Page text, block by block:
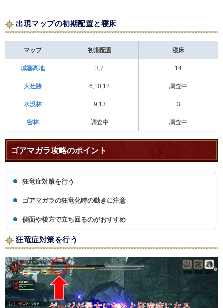
出現マップの初期配置と寝床
マップ 初期配置 寝床
城塞高地 3,7 14
大社跡 6,10,12 調査中
水没林 9,13 3
密林 調査中 調査中
ゴアマガラ攻略のポイント
狂竜症対策を行う
ゴアマガラの狂竜化時の動きに注意
側面や後方で立ち回るのがおすすめ
狂竜症対策を行う